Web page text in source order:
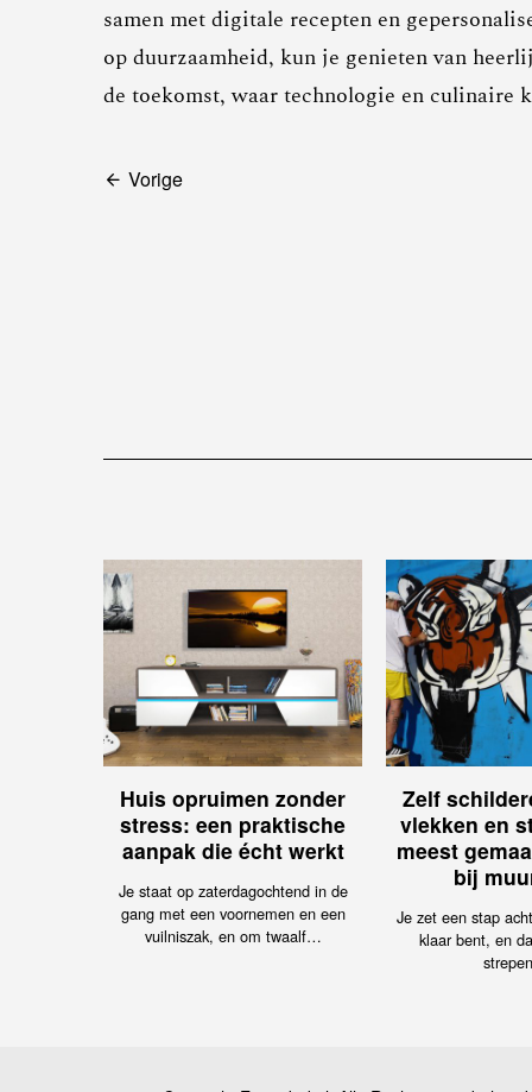
samen met digitale recepten en
op duurzaamheid, kun je genieten van
de toekomst, waar technologie en culinaire
Bericht
Vorige
Huis opruimen zonder
stress: een praktische
aanpak die écht werkt
Je staat op zaterdagochtend in de
gang met een voornemen en een
vuilniszak, en om twaalf…
Zelf
vlekken en
meest
bij
Je zet een stap
klaar bent, en